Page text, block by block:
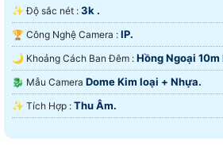
✨ Độ sắc nét : 3k .
🏆 Công Nghệ Camera : IP.
🌙 Khoảng Cách Ban Đêm : Hồng Ngoại 10m
🐉️ Mẫu Camera Dome Kim loại + Nhựa.
️✨ Tích Hợp : Thu Âm.